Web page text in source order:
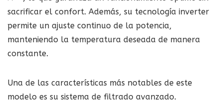
sacrificar el confort. Además, su tecnología inverter
permite un ajuste continuo de la potencia,
manteniendo la temperatura deseada de manera
constante.
Una de las características más notables de este
modelo es su sistema de filtrado avanzado.